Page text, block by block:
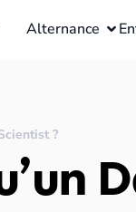
Alternance
?